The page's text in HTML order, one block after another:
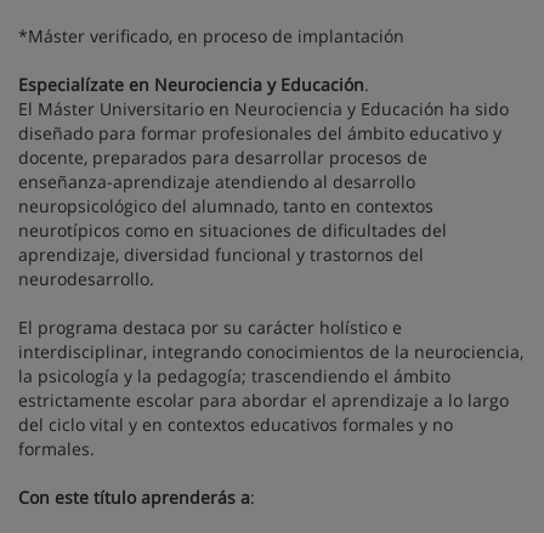
*Máster verificado, en proceso de implantación
Especialízate en Neurociencia y Educación.
El Máster Universitario en Neurociencia y Educación ha sido
diseñado para formar profesionales del ámbito educativo y
docente, preparados para desarrollar procesos de
enseñanza-aprendizaje atendiendo al desarrollo
neuropsicológico del alumnado, tanto en contextos
neurotípicos como en situaciones de dificultades del
aprendizaje, diversidad funcional y trastornos del
neurodesarrollo.
El programa destaca por su carácter holístico e
interdisciplinar, integrando conocimientos de la neurociencia,
la psicología y la pedagogía; trascendiendo el ámbito
estrictamente escolar para abordar el aprendizaje a lo largo
del ciclo vital y en contextos educativos formales y no
formales.
Con este título aprenderás a: